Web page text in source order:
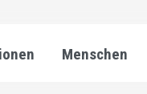
Menschen